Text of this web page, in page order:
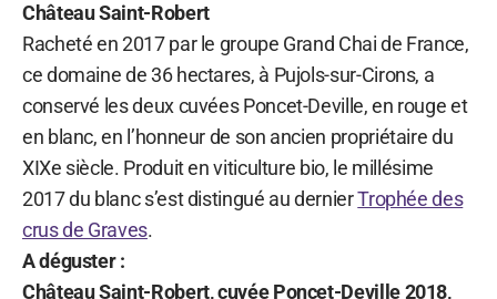
Château Saint-Robert
Racheté en 2017 par le groupe Grand Chai de France,
ce domaine de 36 hectares, à Pujols-sur-Cirons, a
conservé les deux cuvées Poncet-Deville, en rouge et
en blanc, en l’honneur de son ancien propriétaire du
XIXe siècle. Produit en viticulture bio, le millésime
2017 du blanc s’est distingué au dernierTrophée des
crus de Graves.
A déguster :
Château Saint-Robert, cuvée Poncet-Deville 2018,